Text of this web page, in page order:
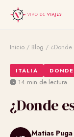
Inicio / Blog / ¿Donde
ITALIA
14 min de lectura
¿Donde
Matias Puga